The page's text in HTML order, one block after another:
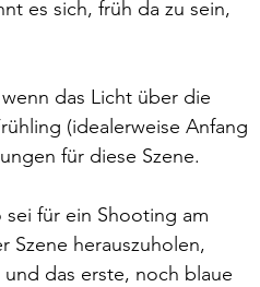
es sich, früh da zu sein,
das Licht über die
(idealerweise Anfang
für diese Szene.
für ein Shooting am
Szene herauszuholen,
das erste, noch blaue